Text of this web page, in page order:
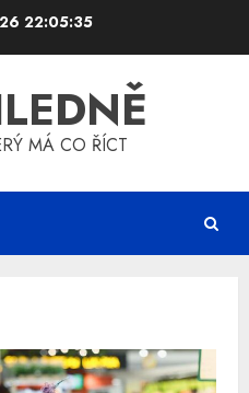
22:05:35
MÁ CO ŘÍCT